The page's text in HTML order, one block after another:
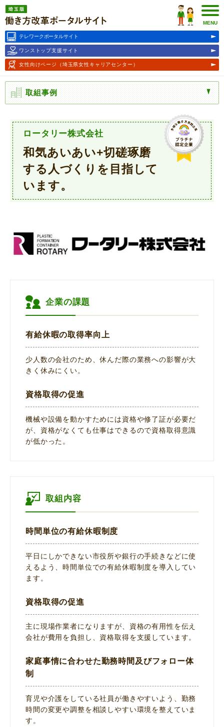
埼玉版働き方改革ポータルサ
イト
MENU
テレワークポータルサイト
ワンストップ支援サイト
女性向けページ （埼玉県女性キャリアセンター）
取組事例
ロータリー株式会社
和気あいあい+切磋琢磨
する人づくりを目指して
います。
企業の課題
有給休暇の取得率向上
少人数の会社のため、休んだ際の業務への影響が大
きく休みにくい。
資格取得の促進
機械や設備を動かすためには資格や修了証が必要だ
が、資格がなくても仕事はできるので資格取得意識
が低かった。
取組内容
時間単位の有給休暇制度
平日にしかできない市役所や銀行の手続きなどに使
えるよう、時間単位での有給休暇制度を導入してい
ます。
資格取得の促進
主に現場作業者になりますが、資格の有用性を伝え
会社が費用を負担し、資格取得を支援しています。
家庭事情に合わせた勤務時間及びフォロー体
制
育児や介護をしている社員が働きやすいよう、勤務
時間の変更や調整を相談しやすい環境を整えていま
す。